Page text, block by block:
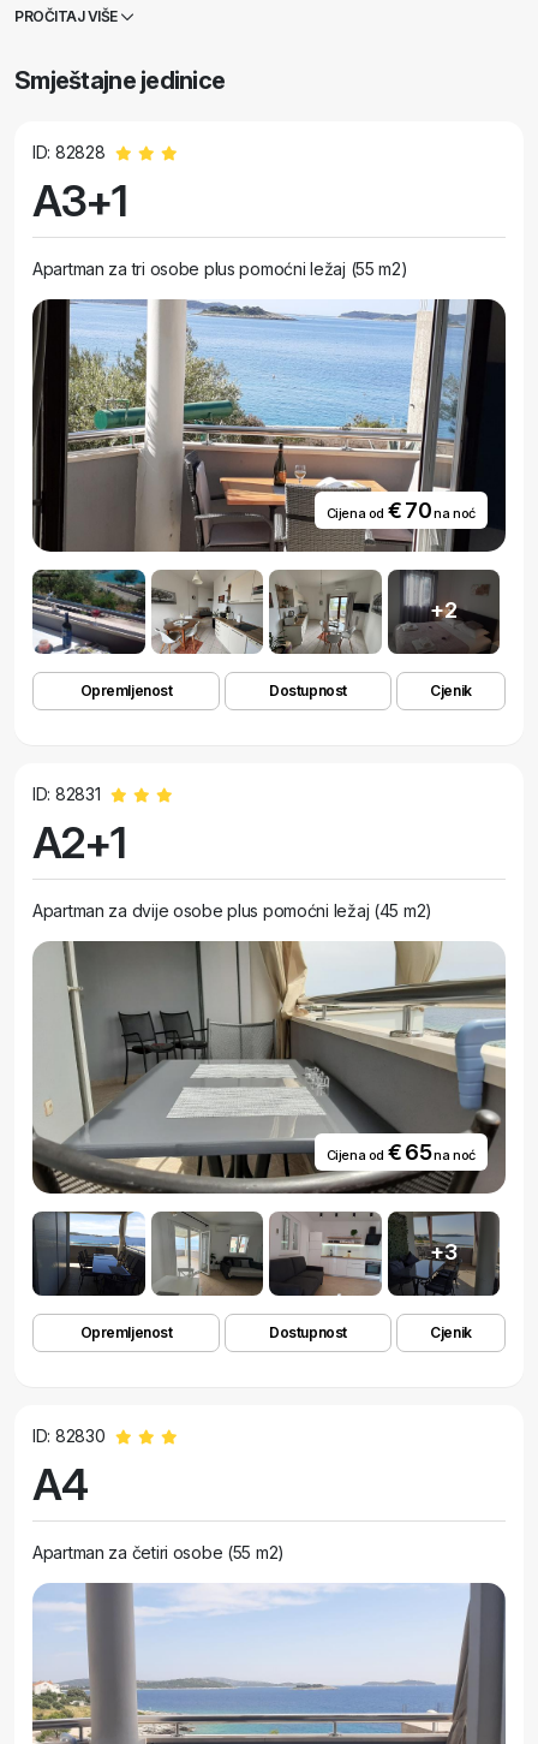
iznajmljujemo zajedno kao trosoban apartman za 6 osoba
PROČITAJ VIŠE
Smještajne jedinice
ID: 82828
A3+1
Apartman za tri osobe plus pomoćni ležaj (55 m2)
Cijena od € 70na noć
+2
Opremljenost Dostupnost Cjenik
ID: 82831
A2+1
Apartman za dvije osobe plus pomoćni ležaj (45 m2)
Cijena od € 65na noć
+3
Opremljenost Dostupnost Cjenik
ID: 82830
A4
Apartman za četiri osobe (55 m2)